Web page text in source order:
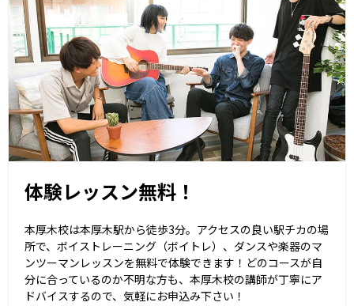
体験レッスン無料！
本厚木校は本厚木駅から徒歩3分。アクセスの良い駅チカの場
所で、ボイストレーニング（ボイトレ）、ダンスや楽器のマ
ンツーマンレッスンを無料で体験できます！どのコースが自
分に合っているのか不明な方も、本厚木校の講師が丁寧にア
ドバイスするので、気軽にお申込み下さい！